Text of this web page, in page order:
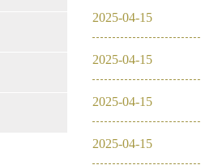
2025-04-15
2025-04-15
2025-04-15
2025-04-15